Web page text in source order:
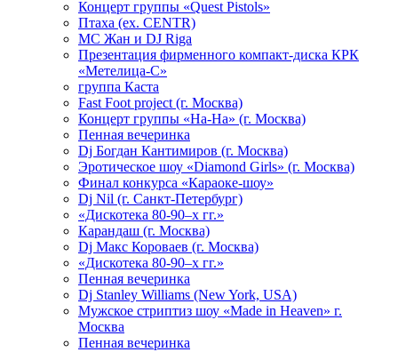
Концерт группы «Quest Pistols»
Птаха (ex. CENTR)
МС Жан и DJ Riga
Презентация фирменного компакт-диска КРК
«Метелица-С»
группа Каста
Fast Foot project (г. Москва)
Концерт группы «На-На» (г. Москва)
Пенная вечеринка
Dj Богдан Кантимиров (г. Москва)
Эротическое шоу «Diamond Girls» (г. Москва)
Финал конкурса «Караоке-шоу»
Dj Nil (г. Санкт-Петербург)
«Дискотека 80-90–х гг.»
Карандаш (г. Москва)
Dj Макс Короваев (г. Москва)
«Дискотека 80-90–х гг.»
Пенная вечеринка
Dj Stanley Williams (New York, USA)
Мужское стриптиз шоу «Made in Heaven» г.
Москва
Пенная вечеринка